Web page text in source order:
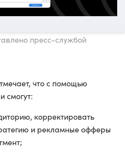
пресс-службой
что с помощью
смогут:
корректировать
и рекламные офферы